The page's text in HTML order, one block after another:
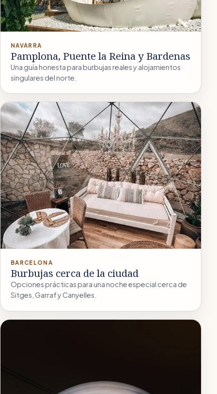
NAVARRA
Pamplona, Puente la Reina y Bardenas
Una guía honesta para burbujas reales y alojamientos
singulares del norte.
BARCELONA
Burbujas cerca de la ciudad
Opciones prácticas para una noche especial cerca de
Sitges, Garraf y Canyelles.